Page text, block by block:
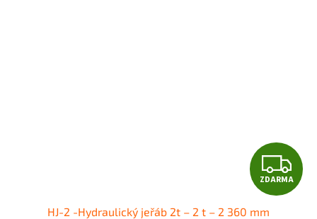
Z
D
ZDARMA
HJ-2 -Hydraulický jeřáb 2t – 2 t – 2 360 mm